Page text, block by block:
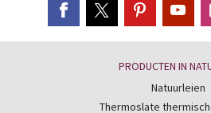
PRODUCTEN IN
Natuurleien
Thermoslate